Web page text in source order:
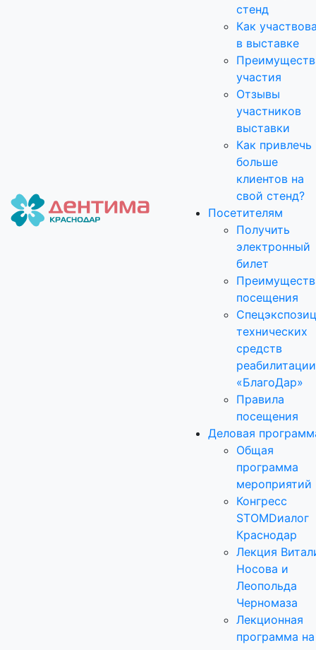
стенд
Как
в выставке
участия
Отзывы
участников
выставки
Как привлечь
больше
клиентов на
свой стенд?
Посетителям
Получить
электронный
билет
посещения
технических
средств
реабилитации
«БлагоДар»
Правила
посещения
Деловая
Общая
программа
мероприятий
Конгресс
STOMDиалог
Краснодар
Лекция
Носова и
Леопольда
Черномаза
Лекционная
программа на